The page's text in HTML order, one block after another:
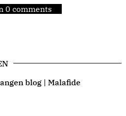
0 comments
blog | Malafide